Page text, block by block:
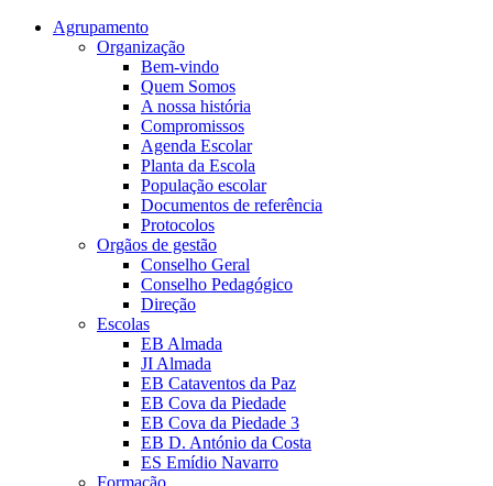
Agrupamento
Organização
Bem-vindo
Quem Somos
A nossa história
Compromissos
Agenda Escolar
Planta da Escola
População escolar
Documentos de referência
Protocolos
Orgãos de gestão
Conselho Geral
Conselho Pedagógico
Direção
Escolas
EB Almada
JI Almada
EB Cataventos da Paz
EB Cova da Piedade
EB Cova da Piedade 3
EB D. António da Costa
ES Emídio Navarro
Formação